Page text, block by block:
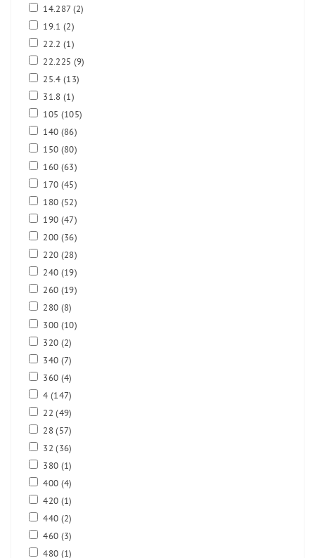
14.287(2)
19.1 (2)
22.2 (1)
22.225 (9)
25.4 (13)
31.8 (1)
105 (105)
140 (86)
150 (80)
160 (63)
170 (45)
180 (52)
190 (47)
200 (36)
220 (28)
240 (19)
260 (19)
280 (8)
300 (10)
320 (2)
340 (7)
360 (4)
4 (147)
22(49)
28(57)
32(36)
380 (1)
400 (4)
420 (1)
440 (2)
460 (3)
480 (1)